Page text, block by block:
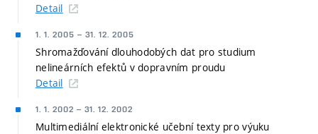
Detail
1. 1. 2005 – 31. 12. 2005
Shromažďování dlouhodobých dat pro studium
nelineárních efektů v dopravním proudu
Detail
1. 1. 2002 – 31. 12. 2002
Multimediální elektronické učební texty pro výuku